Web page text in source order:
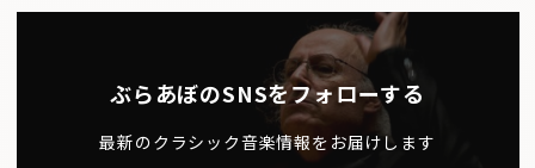
ぶらあぼのSNSをフォローする
最新のクラシック音楽情報をお届けします